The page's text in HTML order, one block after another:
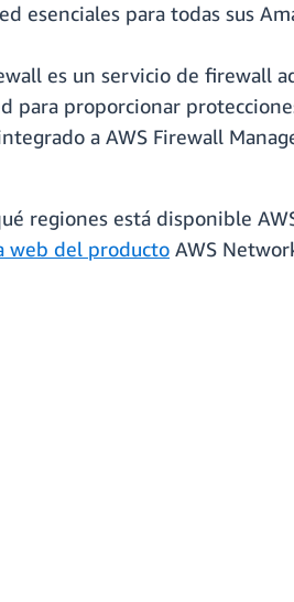
esenciales para todas sus
es un servicio de firewall
para proporcionar
a AWS Firewall
regiones está disponible
web del producto AWS